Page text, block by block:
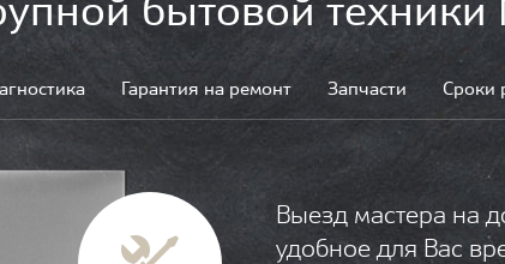
Гарантия на ремонт Запчасти Сроки
Выезд мастера на
удобное для Вас